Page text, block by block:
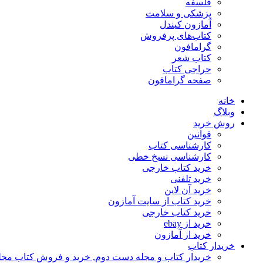
فلسفه
پزشکی و سلامت
آمازون کیندل
کتاب‌های پرفروش
گرامافون
کتاب شعر
حراجی کتاب
صفحه گرامافون
خانه
وبلاگ
روش خرید
قوانین
کارشناسی کتاب
کارشناسی نسخ خطی
خرید کتاب خارجی
خرید تلفنی
خرید آن لاین
خرید کتاب از سایت آمازون
خرید کتاب خارجی
خرید از ebay
خرید از آمازون
خریدار کتاب
خریدار کتاب و مجله دست دوم, خرید و فروش کتاب